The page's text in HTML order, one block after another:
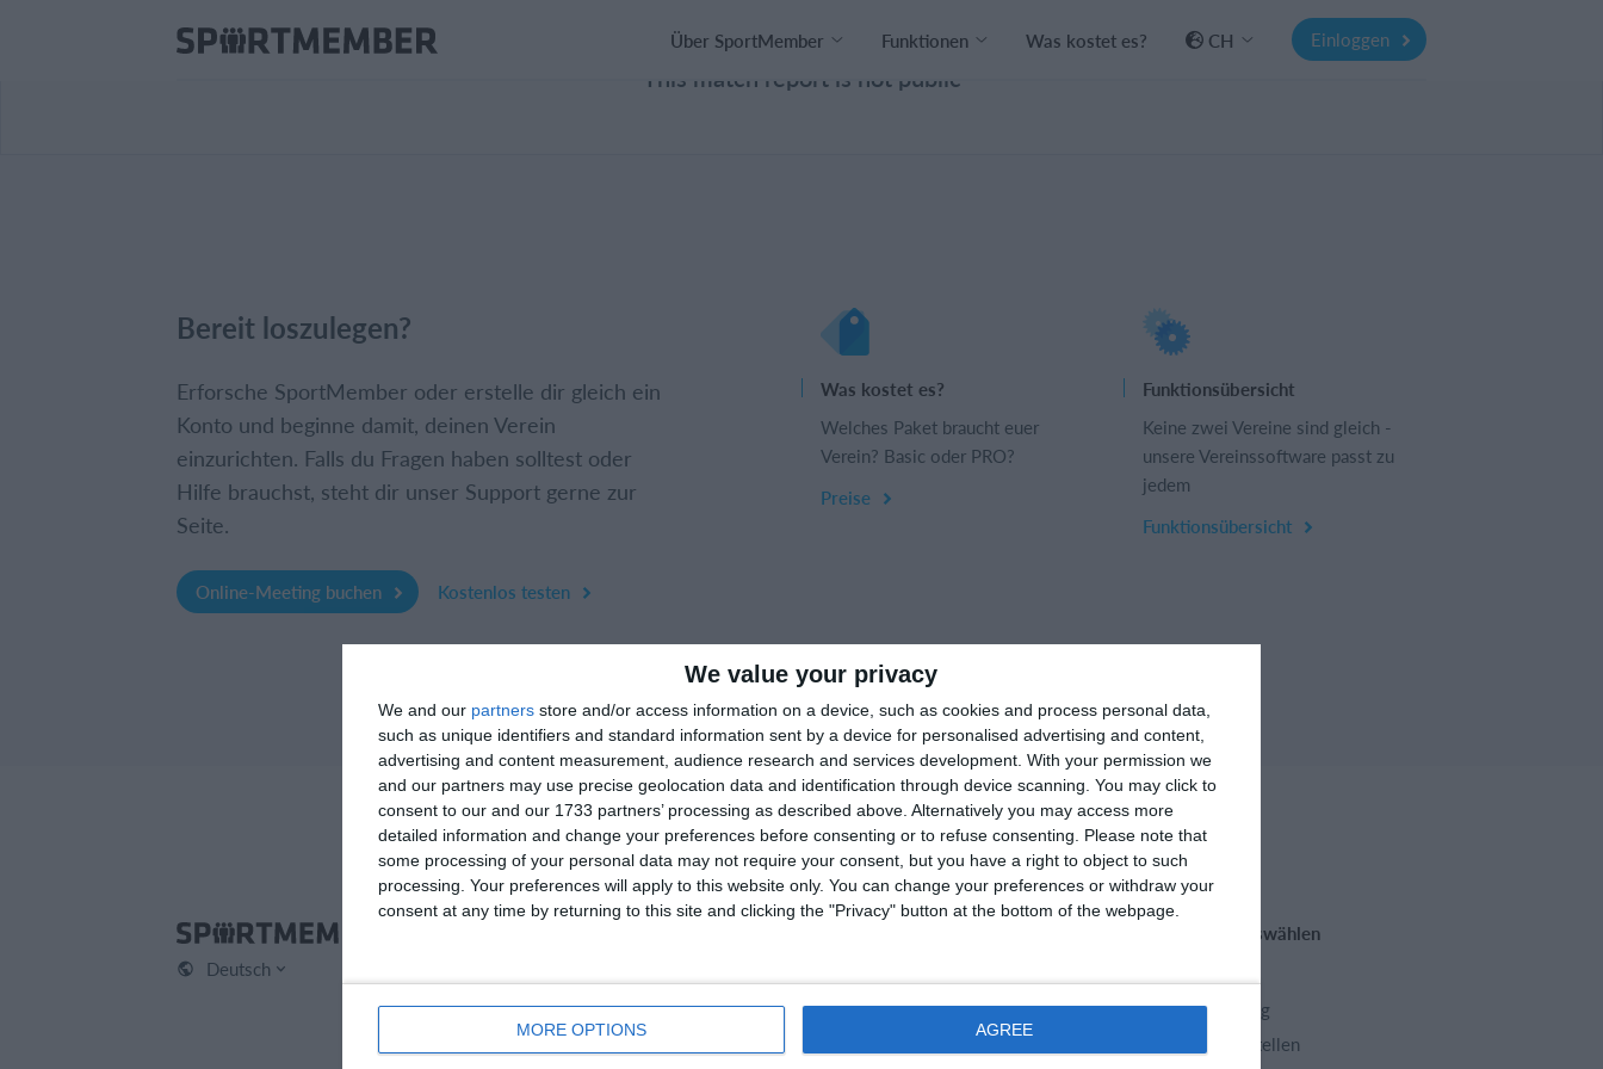
We value your privacy
We and our partners store and/or access information on a device, such as cookies and process personal data,
such as unique identifiers and standard information sent by a device for personalised advertising and content,
advertising and content measurement, audience research and services development. With your permission we
and our partners may use precise geolocation data and identification through device scanning. You may click to
consent to our and our 1733 partners’ processing as described above. Alternatively you may access more
detailed information and change your preferences before consenting or to refuse consenting.
Please note that
some processing of your personal data may not require your consent, but you have a right to object to such
processing. Your preferences will apply to this website only. You can change your preferences or withdraw your
consent at any time by returning to this site and clicking the "Privacy" button at the bottom of the webpage.
MORE OPTIONS AGREE
Über SportMember Funktionen Was kostet es? CH Einloggen
This match report is not public
Bereit loszulegen?
Erforsche SportMember oder erstelle dir gleich ein
Konto und beginne damit, deinen Verein
einzurichten. Falls du Fragen haben solltest oder
Hilfe brauchst, steht dir unser Support gerne zur
Seite.
Online-Meeting buchen Kostenlos testen
Was kostet es?
Welches Paket braucht euer
Verein? Basic oder PRO?
Preise
Funktionsübersicht
Keine zwei Vereine sind gleich -
unsere Vereinssoftware passt zu
jedem
Funktionsübersicht
Deutsch
Über uns
Karriere
Webinar
Funktionen auswählen
Mitgliedsbeitrag
Homepage erstellen